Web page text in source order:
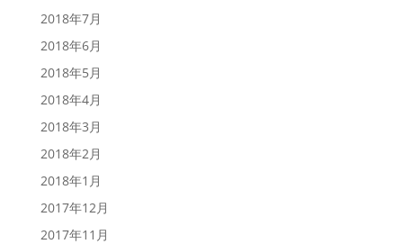
2018年7月
2018年6月
2018年5月
2018年4月
2018年3月
2018年2月
2018年1月
2017年12月
2017年11月